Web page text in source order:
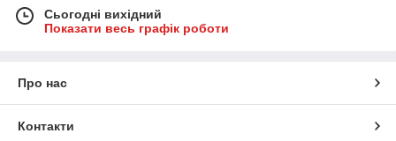
Сьогодні вихідний
Показати весь графік роботи
Про нас
Контакти